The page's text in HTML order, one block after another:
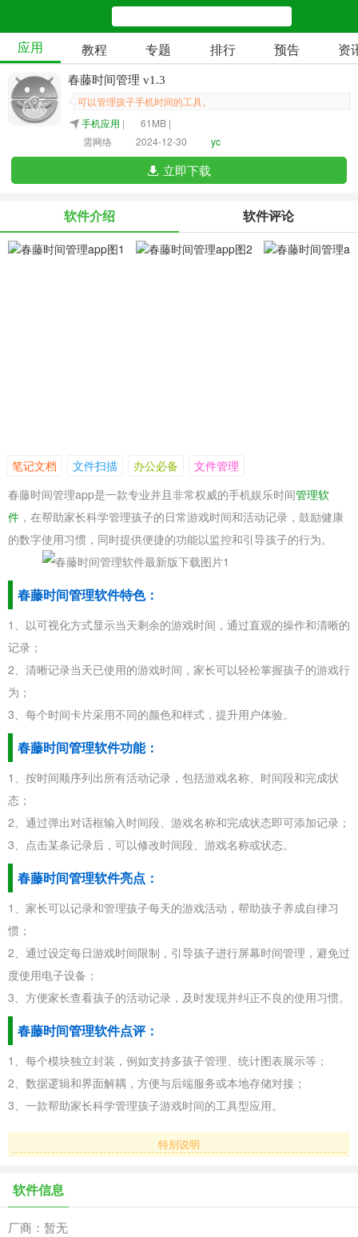
应用 教程 专题 排行 预告 资
春藤时间管理 v1.3
可以管理孩子手机时间的工具。
手机应用 |
61MB |
需网络
2024-12-30 yc
立即下载
软件介绍 软件评论
笔记文档 文件扫描 办公必备
文件管理
春藤时间管理app是一款专业并且非常权威的手机娱乐时间管理软
件 ，在帮助家长科学管理孩子的日常游戏时间和活动记录，鼓励健康
的数字使用习惯，同时提供便捷的功能以监控和引导孩子的行为。
春藤时间管理软件特色：
1、以可视化方式显示当天剩余的游戏时间，通过直观的操作和清晰的
记录；
2、清晰记录当天已使用的游戏时间，家长可以轻松掌握孩子的游戏行
为；
3、每个时间卡片采用不同的颜色和样式，提升用户体验。
春藤时间管理软件功能：
1、按时间顺序列出所有活动记录，包括游戏名称、时间段和完成状
态；
2、通过弹出对话框输入时间段、游戏名称和完成状态即可添加记录；
3、点击某条记录后，可以修改时间段、游戏名称或状态。
春藤时间管理软件亮点：
1、家长可以记录和管理孩子每天的游戏活动，帮助孩子养成自律习
惯；
2、通过设定每日游戏时间限制，引导孩子进行屏幕时间管理，避免过
度使用电子设备；
3、方便家长查看孩子的活动记录，及时发现并纠正不良的使用习惯。
春藤时间管理软件点评：
1、每个模块独立封装，例如支持多孩子管理、统计图表展示等；
2、数据逻辑和界面解耦，方便与后端服务或本地存储对接；
3、一款帮助家长科学管理孩子游戏时间的工具型应用。
特别说明
软件信息
厂商：暂无